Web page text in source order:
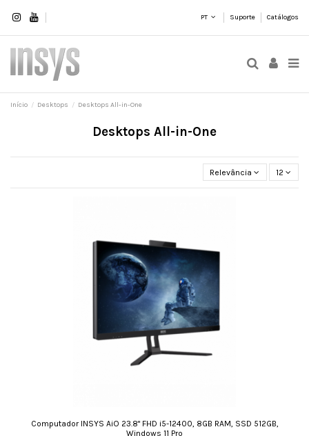
PT Suporte Catálogos
Início Desktops Desktops All-in-One
Desktops All-in-One
Relevância 12
Computador INSYS AiO 23.8" FHD i5-12400, 8GB RAM, SSD 512GB,
Windows 11 Pro